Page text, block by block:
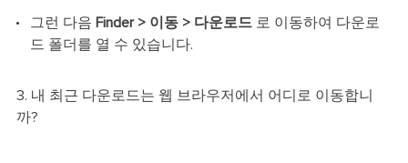
그런 다음 Finder > 이동 > 다운로드로 이동하여 다운로
드 폴더를 열 수 있습니다.
3. 내 최근 다운로드는 웹 브라우저에서 어디로 이동합니
까?